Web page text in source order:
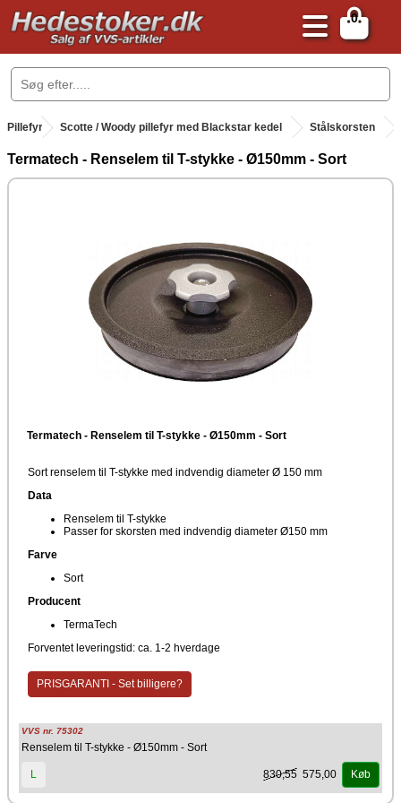
0
.
Pillefyr . Scotte / Woody pillefyr med Blackstar kedel Stålskorsten
Termatech - Renselem til T-stykke - Ø150mm - Sort
Termatech - Renselem til T-stykke - Ø150mm - Sort
Sort renselem til T-stykke med indvendig diameter Ø 150 mm
Data
Renselem til T-stykke
Passer for skorsten med indvendig diameter Ø150 mm
Farve
Sort
Producent
TermaTech
Forventet leveringstid: ca. 1-2 hverdage
PRISGARANTI - Set billigere?
VVS nr. 75302
Renselem til T-stykke - Ø150mm - Sort
L 830,55 575,00 Køb